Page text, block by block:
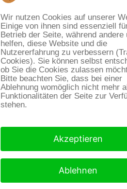
Wir nutzen Cookies auf unserer
Einige von ihnen sind essenziell
Betrieb der Seite, während andere
helfen, diese Website und die
Nutzererfahrung zu verbessern
Cookies). Sie können selbst
ob Sie die Cookies zulassen
Bitte beachten Sie, dass bei einer
Ablehnung womöglich nicht mehr
Funktionalitäten der Seite zur
stehen.
Akzeptieren
Ablehnen